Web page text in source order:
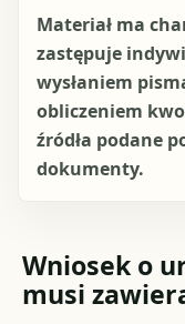
Materiał ma
zastępuje
wysłaniem
obliczeniem
źródła podane
dokumenty.
Wniosek o
musi